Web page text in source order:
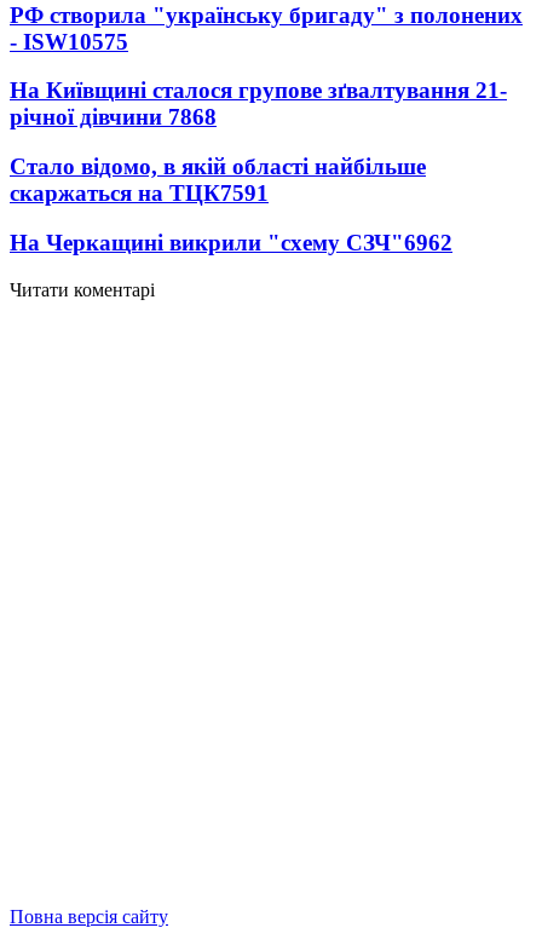
РФ створила "українську бригаду" з полонених
- ISW10575
На Київщині сталося групове зґвалтування 21-
річної дівчини 7868
Стало відомо, в якій області найбільше
скаржаться на ТЦК7591
На Черкащині викрили "схему СЗЧ"6962
Читати коментарі
Повна версія сайту